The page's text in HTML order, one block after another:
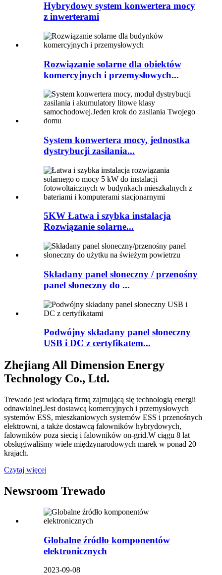
Hybrydowy system konwertera mocy
z inwerterami
Rozwiązanie solarne dla obiektów
komercyjnych i przemysłowych...
System konwertera mocy, jednostka
dystrybucji zasilania...
5KW Łatwa i szybka instalacja
Rozwiązanie solarne...
Składany panel słoneczny / przenośny
panel słoneczny do ...
Podwójny składany panel słoneczny
USB i DC z certyfikatem...
Zhejiang All Dimension Energy
Technology Co., Ltd.
Trewado jest wiodącą firmą zajmującą się technologią energii
odnawialnej.Jest dostawcą komercyjnych i przemysłowych
systemów ESS, mieszkaniowych systemów ESS i przenośnych
elektrowni, a także dostawcą falowników hybrydowych,
falowników poza siecią i falowników on-grid.W ciągu 8 lat
obsługiwaliśmy wiele międzynarodowych marek w ponad 20
krajach.
Czytaj więcej
Newsroom Trewado
Globalne źródło komponentów
elektronicznych
2023-09-08